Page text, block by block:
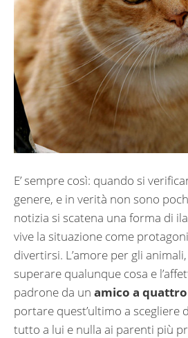
E’ sempre così: quando si
genere, e in verità non sono
notizia si scatena una forma di
vive la situazione come
divertirsi. L’amore per gli
superare qualunque cosa e
padrone da un amico a
portare quest’ultimo a scegliere
tutto a lui e nulla ai parenti più